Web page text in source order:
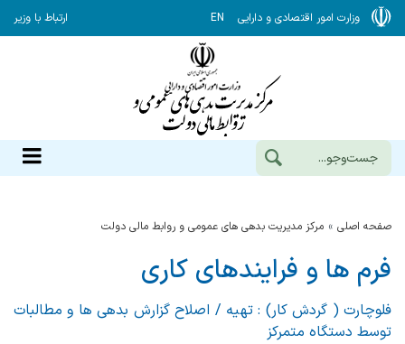
وزارت امور اقتصادی و دارایی EN ارتباط با وزیر
صفحه اصلی مرکز مدیریت بدهی های عمومی و روابط مالی دولت
فرم ها و فرایندهای کاری
فلوچارت ( گردش کار) : تهیه / اصلاح گزارش بدهی ها و مطالبات
توسط دستگاه متمرکز